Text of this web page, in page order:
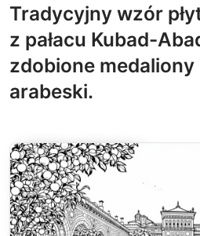
Tradycyjny wzór
z pałacu Kubad-
zdobione medaliony
arabeski.